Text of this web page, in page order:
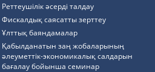
Реттеушілік әсерді талдау
Фискалдық саясатты зерттеу
Ұлттық баяндамалар
Қабылданатын заң жобаларының
әлеуметтік-экономикалық салдарын
бағалау бойынша семинар